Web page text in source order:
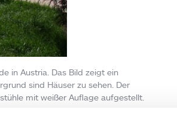
in Austria. Das Bild zeigt ein
sind Häuser zu sehen. Der
mit weißer Auflage aufgestellt.